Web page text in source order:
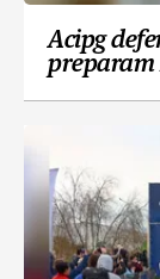
Acipg
preparam